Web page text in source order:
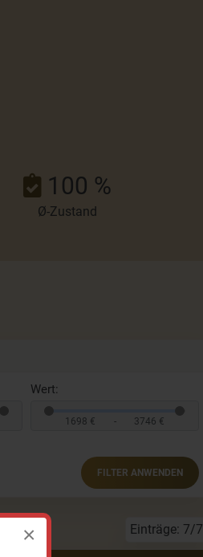
×
100 %
Ø-Zustand
Wert:
1698 € - 3746 €
FILTER ANWENDEN
Einträge: 7/7